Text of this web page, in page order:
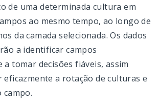
de uma determinada cultura em
ao mesmo tempo, ao longo de
da camada selecionada. Os dados
a identificar campos
a tomar decisões fiáveis, assim
eficazmente a rotação de culturas e
campo.